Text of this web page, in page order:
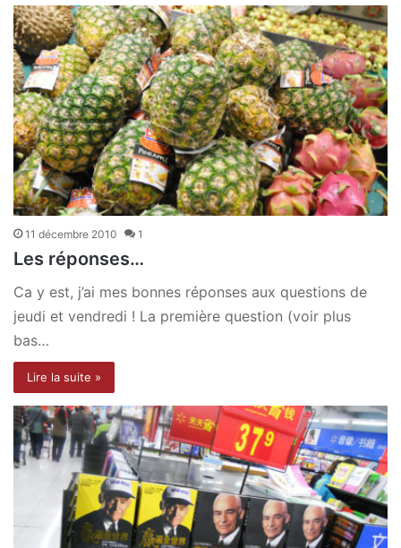
11 décembre 2010 1
Les réponses…
Ca y est, j’ai mes bonnes réponses aux questions de
jeudi et vendredi ! La première question (voir plus
bas…
Lire la suite »